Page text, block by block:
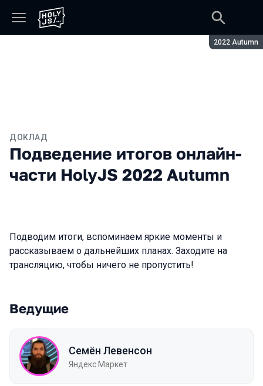
Сезон:
2022 Autumn
ДОКЛАД
Подведение итогов онлайн-
части HolyJS 2022 Autumn
Подводим итоги, вспоминаем яркие моменты и
рассказываем о дальнейших планах. Заходите на
трансляцию, чтобы ничего не пропустить!
Ведущие
Семён Левенсон
Яндекс Маркет